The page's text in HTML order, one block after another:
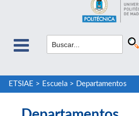
ETSIAE > Escuela> Departamentos